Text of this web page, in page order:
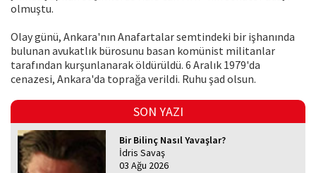
olmuştu.
Olay günü, Ankara'nın Anafartalar semtindeki bir işhanında
bulunan avukatlık bürosunu basan komünist militanlar
tarafından kurşunlanarak öldürüldü. 6 Aralık 1979'da
cenazesi, Ankara'da toprağa verildi. Ruhu şad olsun.
SON YAZI
Bir Bilinç Nasıl Yavaşlar?
İdris Savaş
03 Ağu 2026